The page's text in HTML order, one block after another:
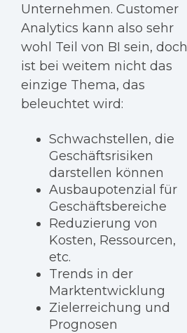
Unternehmen. Customer
Analytics kann also sehr
wohl Teil von BI sein, doch
ist bei weitem nicht das
einzige Thema, das
beleuchtet wird:
Schwachstellen, die
Geschäftsrisiken
darstellen können
Ausbaupotenzial für
Geschäftsbereiche
Reduzierung von
Kosten, Ressourcen,
etc.
Trends in der
Marktentwicklung
Zielerreichung und
Prognosen